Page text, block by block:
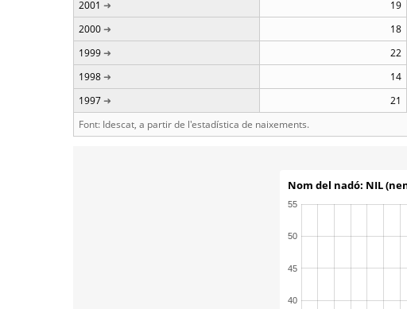
2001
19
2000
18
1999
22
1998
14
1997
21
Font: Idescat, a partir de l'estadística de naixements.